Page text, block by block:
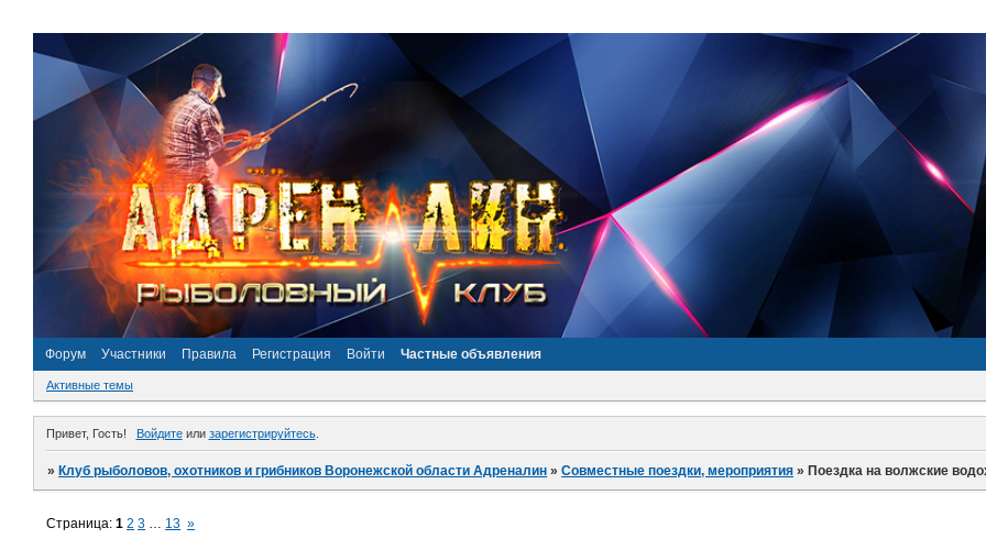
Форум Участники Правила Регистрация Войти Частные объявления
Активные темы
Привет, Гость! Войдитеили зарегистрируйтесь.
» Клуб рыболовов, охотников и грибников Воронежской области Адреналин »Совместные поездки, мероприятия » Поездка на волжские
Страница:1 2 3 … 13 »